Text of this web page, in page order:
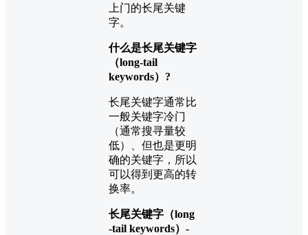
上门的长尾关键
字。
什么是长尾关键字
（long‐tail
keywords）?
长尾关键字通常比
一般关键字冷门
（通常搜寻量较
低）、但也是更明
确的关键字，所以
可以得到更高的转
换率。
长尾关键字（long
‐tail keywords）-